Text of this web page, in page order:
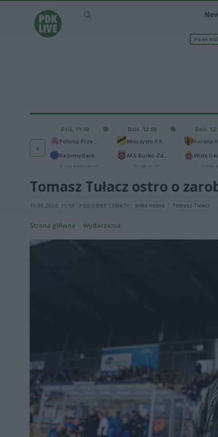
PIŁKA
‹
Polonia Warszawa 1
Chorzów 1
Dziś, 11:00
IV liga podkarpacka
Dziś, 12:00
III liga, gr. IV
Dziś,
Korona
Wisła II
III liga,
Tomasz Tułacz ostro o
19.05.2026, 11:55 PODOBNE TEMATY: piłka nożna Tomasz Tułacz
Strona główna Wydarzenia